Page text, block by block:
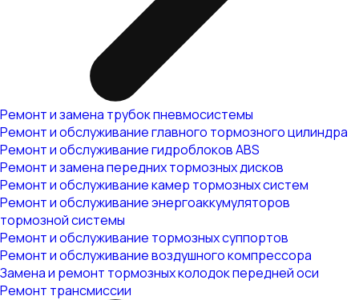
Ремонт и замена трубок пневмосистемы
Ремонт и обслуживание главного тормозного цилиндра
Ремонт и обслуживание гидроблоков ABS
Ремонт и замена передних тормозных дисков
Ремонт и обслуживание камер тормозных систем
Ремонт и обслуживание энергоаккумуляторов
тормозной системы
Ремонт и обслуживание тормозных суппортов
Ремонт и обслуживание воздушного компрессора
Замена и ремонт тормозных колодок передней оси
Ремонт трансмиссии